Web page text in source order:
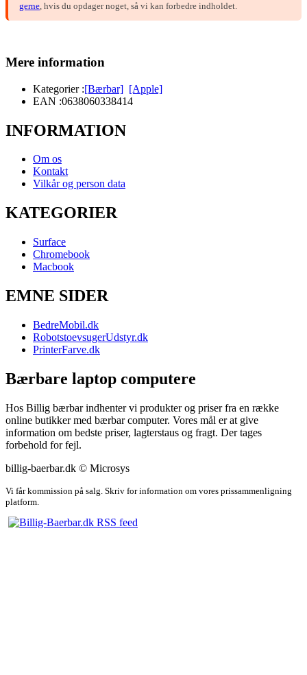
gerne , hvis du opdager noget, så vi kan forbedre indholdet.
Mere information
Kategorier :[Bærbar] [Apple]
EAN :0638060338414
INFORMATION
Om os
Kontakt
Vilkår og person data
KATEGORIER
Surface
Chromebook
Macbook
EMNE SIDER
BedreMobil.dk
RobotstoevsugerUdstyr.dk
PrinterFarve.dk
Bærbare laptop computere
Hos Billig bærbar indhenter vi produkter og priser fra en række
online butikker med bærbar computer. Vores mål er at give
information om bedste priser, lagterstaus og fragt. Der tages
forbehold for fejl.
billig-baerbar.dk © Microsys
Vi får kommission på salg. Skriv for information om vores prissammenligning
platform.